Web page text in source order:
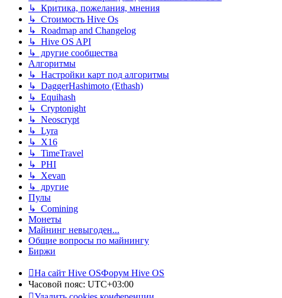
↳ Критика, пожелания, мнения
↳ Стоимость Hive Os
↳ Roadmap and Changelog
↳ Hive OS API
↳ другие сообщества
Алгоритмы
↳ Настройки карт под алгоритмы
↳ DaggerHashimoto (Ethash)
↳ Equihash
↳ Cryptonight
↳ Neoscrypt
↳ Lyra
↳ X16
↳ TimeTravel
↳ PHI
↳ Xevan
↳ другие
Пулы
↳ Comining
Монеты
Майнинг невыгоден...
Общие вопросы по майнингу
Биржи
На сайт Hive OSФорум Hive OS
Часовой пояс: UTC+03:00